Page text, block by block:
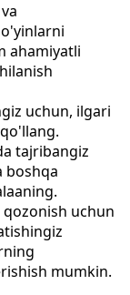
ahamiyatli
uchun, ilgari
tajribangiz
boshqa
uchun
mumkin.